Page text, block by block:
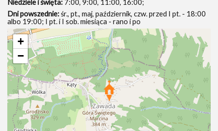
Niedziele i święta: 7:00, 9:00, 11:00, 16:00;
Dni powszednie:śr., pt., maj, październik, czw. przed I pt. - 18:00
albo 19:00; I pt. i I sob. miesiąca - rano i po
+
−